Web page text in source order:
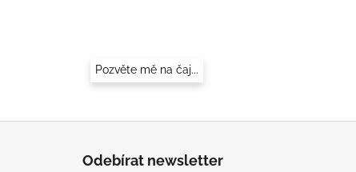
Pozvěte mě na čaj...
Odebírat newsletter